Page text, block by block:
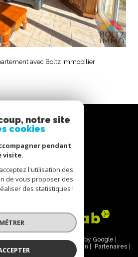
avec Boltz Immobilier
Nous
suivre
Nous
| Traduction powered by Google |
Mentions légales Admin
Partenaires
RGPD
notre site
cookies
pendant
visite.
l'utilisation des
de vous proposer des
des statistiques !